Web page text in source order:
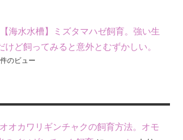
【海水水槽】ミズタマハゼ飼育。強い生
けど飼ってみると意外とむずかしい。
のビュー
オオカワリギンチャクの飼育方法。オモ